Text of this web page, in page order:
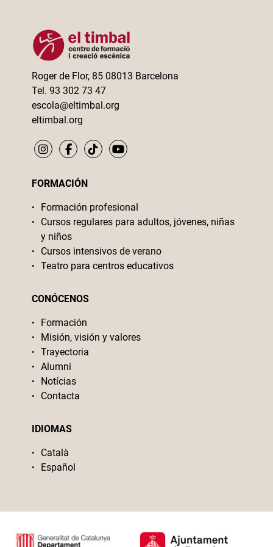
Roger de Flor, 85 08013 Barcelona
Tel. 93 302 73 47
escola@eltimbal.org
eltimbal.org
FORMACIÓN
Formación profesional
Cursos regulares para adultos, jóvenes, niñas
y niños
Cursos intensivos de verano
Teatro para centros educativos
CONÓCENOS
Formación
Misión, visión y valores
Trayectoria
Alumni
Notícias
Contacta
IDIOMAS
Català
Español